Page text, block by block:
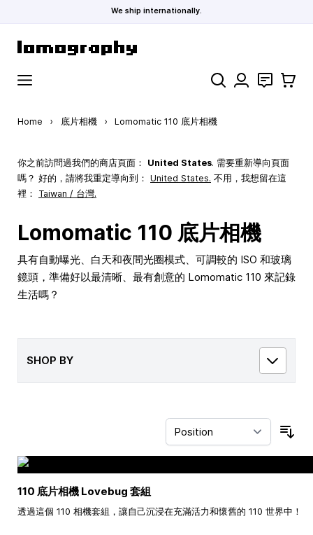
We ship internationally.
Search 聯絡 購物車
Home › 底片相機 › Lomomatic 110 底片相機
你之前訪問過我們的商店頁面： United States. 需要重新導向頁面
嗎？ 好的，請將我重定導向到： United States. 不用，我想留在這
裡： Taiwan / 台灣.
Lomomatic 110 底片相機
具有自動曝光、白天和夜間光圈模式、可調較的 ISO 和玻璃
鏡頭，準備好以最清晰、最有創意的 Lomomatic 110 來記錄
生活嗎？
SHOP BY
110 底片相機 Lovebug 套組
透過這個 110 相機套組，讓自己沉浸在充滿活力和懷舊的 110 世界中！